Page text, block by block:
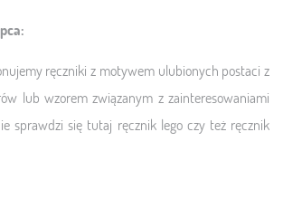
ręczniki z motywem ulubionych postaci z
lub wzorem związanym z zainteresowaniami
sprawdzi się tutaj ręcznik lego czy też ręcznik